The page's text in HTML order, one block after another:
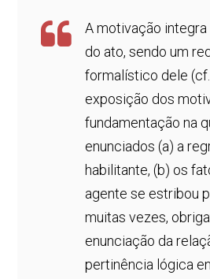
A motivação integra
do ato, sendo um
formalístico dele (cf.
exposição dos
fundamentação na
enunciados (a) a
habilitante, (b) os
agente se estribou
muitas vezes,
enunciação da
pertinência lógica